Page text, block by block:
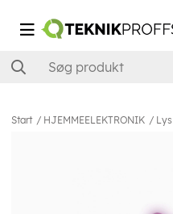
Start HJEMMEELEKTRONIK Lys